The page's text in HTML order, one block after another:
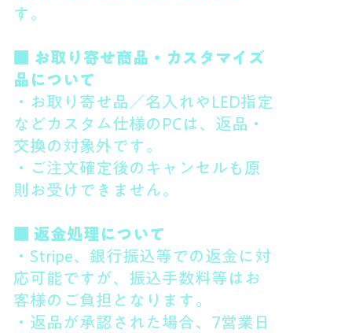
す。
■ お取り寄せ商品・カスタマイズ
品について
・お取り寄せ品／名入れやLED指定
などカスタム仕様のPCは、返品・
交換の対象外です。
・ご注文確定後のキャンセルも原
則お受けできません。
■ 返金処理について
・Stripe、銀行振込等での返金に対
応可能ですが、振込手数料等はお
客様のご負担となります。
・返品が承認された場合、7営業日